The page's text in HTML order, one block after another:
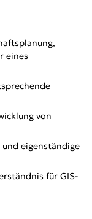
eines
von
eigenständige
für GIS-